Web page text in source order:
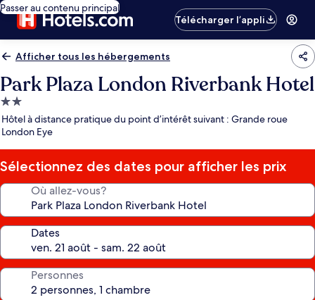
Passer au contenu principal
Télécharger l’appli
Afficher tous les hébergements
Park Plaza London Riverbank Hotel
Hébergement
2.0 étoiles
Hôtel à distance pratique du point d’intérêt suivant : Grande roue
London Eye
Sélectionnez des dates pour afficher les prix
Où allez-vous?
Dates
Personnes